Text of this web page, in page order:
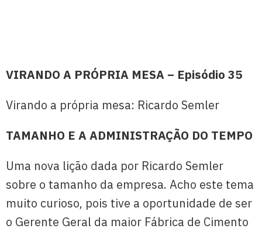
VIRANDO A PRÓPRIA MESA – Episódio 35
Virando a própria mesa: Ricardo Semler
TAMANHO E A ADMINISTRAÇÃO DO TEMPO
Uma nova lição dada por Ricardo Semler
sobre o tamanho da empresa. Acho este tema
muito curioso, pois tive a oportunidade de ser
o Gerente Geral da maior Fábrica de Cimento